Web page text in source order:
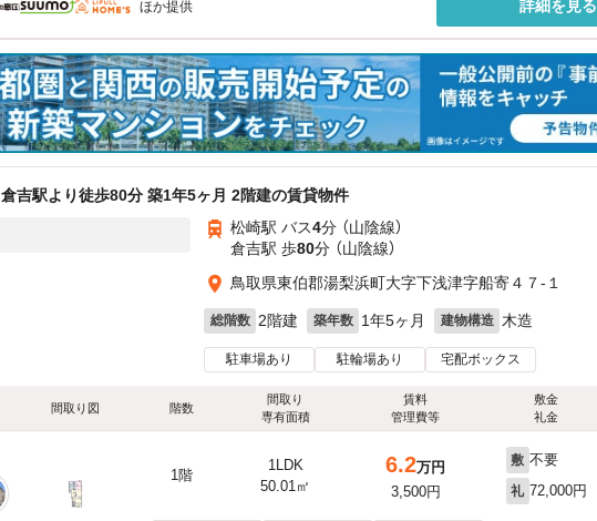
ほか提供 詳細を見る
倉吉駅より徒歩80分 築1年5ヶ月 2階建の賃貸物件
松崎駅 バス4分 （山陰線）
倉吉駅 歩80分 （山陰線）
鳥取県東伯郡湯梨浜町大字下浅津字船寄４７-１
総階数 2階建 築年数 1年5ヶ月 建物構造 木造
駐車場あり 駐輪場あり 宅配ボックス
間取り図 階数
間取り
専有面積
賃料
管理費等
敷金
礼金
1階
1LDK
50.01㎡
6.2万円
3,500円
敷 不要
礼 72,000円